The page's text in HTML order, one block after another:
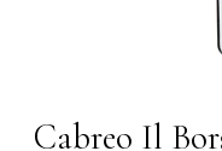
Cabreo Il